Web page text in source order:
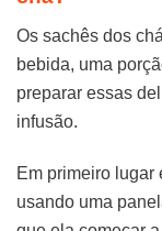
Os sachês dos
bebida, uma
preparar essas
infusão.
Em primeiro lugar
usando uma